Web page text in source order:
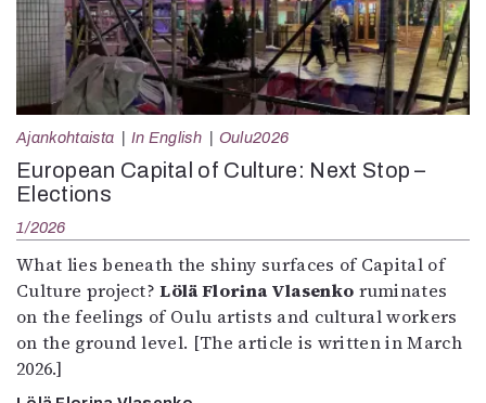
Ajankohtaista In English Oulu2026
European Capital of Culture: Next Stop –
Elections
1/2026
What lies beneath the shiny surfaces of Capital of
Culture project?Lölä Florina Vlasenko ruminates
on the feelings of Oulu artists and cultural workers
on the ground level. [The article is written in March
2026.]